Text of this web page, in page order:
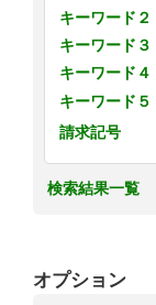
キーワード２
キーワード３
キーワード４
キーワード５
請求記号
検索結果一覧
オプション